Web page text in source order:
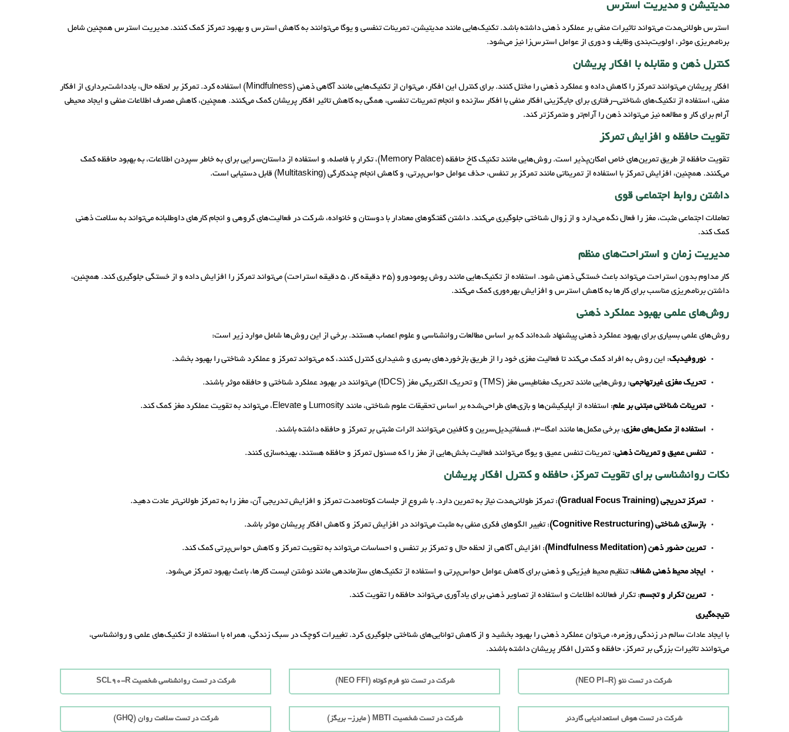
مدیتیشن و مدیریت استرس
استرس طولانی‌مدت می‌تواند تاثیرات منفی بر عملکرد ذهنی داشته باشد. تکنیک‌هایی مانند مدیتیشن، تمرینات تنفسی و یوگا می‌توانند به کاهش استرس و بهبود تمرکز کمک کنند. مدیریت استرس همچنین شامل
برنامه‌ریزی موثر، اولویت‌بندی وظایف و دوری از عوامل استرس‌زا نیز می‌شود.
کنترل ذهن و مقابله با افکار پریشان
افکار پریشان می‌توانند تمرکز را کاهش داده و عملکرد ذهنی را مختل کنند. برای کنترل این افکار، می‌توان از تکنیک‌هایی مانند آگاهی ذهنی (Mindfulness) استفاده کرد. تمرکز بر لحظه حال، یادداشت‌برداری از افکار
منفی، استفاده از تکنیک‌های شناختی-رفتاری برای جایگزینی افکار منفی با افکار سازنده و انجام تمرینات تنفسی، همگی به کاهش تاثیر افکار پریشان کمک می‌کنند. همچنین، کاهش مصرف اطلاعات منفی و ایجاد محیطی
آرام برای کار و مطالعه نیز می‌تواند ذهن را آرام‌تر و متمرکزتر کند.
تقویت حافظه و افزایش تمرکز
تقویت حافظه از طریق تمرین‌های خاص امکان‌پذیر است. روش‌هایی مانند تکنیک کاخ حافظه (Memory Palace)، تکرار با فاصله، و استفاده از داستان‌سرایی برای به خاطر سپردن اطلاعات، به بهبود حافظه کمک
می‌کنند. همچنین، افزایش تمرکز با استفاده از تمریناتی مانند تمرکز بر تنفس، حذف عوامل حواس‌پرتی، و کاهش انجام چندکارگی (Multitasking) قابل دستیابی است.
داشتن روابط اجتماعی قوی
تعاملات اجتماعی مثبت، مغز را فعال نگه می‌دارد و از زوال شناختی جلوگیری می‌کند. داشتن گفتگوهای معنادار با دوستان و خانواده، شرکت در فعالیت‌های گروهی و انجام کارهای داوطلبانه می‌تواند به سلامت ذهنی
کمک کند.
مدیریت زمان و استراحت‌های منظم
کار مداوم بدون استراحت می‌تواند باعث خستگی ذهنی شود. استفاده از تکنیک‌هایی مانند روش پومودورو (25 دقیقه کار، 5 دقیقه استراحت) می‌تواند تمرکز را افزایش داده و از خستگی جلوگیری کند. همچنین،
داشتن برنامه‌ریزی مناسب برای کارها به کاهش استرس و افزایش بهره‌وری کمک می‌کند.
روش‌های علمی بهبود عملکرد ذهنی
روش‌های علمی بسیاری برای بهبود عملکرد ذهنی پیشنهاد شده‌اند که بر اساس مطالعات روانشناسی و علوم اعصاب هستند. برخی از این روش‌ها شامل موارد زیر است:
نوروفیدبک: این روش به افراد کمک می‌کند تا فعالیت مغزی خود را از طریق بازخوردهای بصری و شنیداری کنترل کنند، که می‌تواند تمرکز و عملکرد شناختی را بهبود بخشد.
تحریک مغزی غیرتهاجمی: روش‌هایی مانند تحریک مغناطیسی مغز (TMS) و تحریک الکتریکی مغز (tDCS) می‌توانند در بهبود عملکرد شناختی و حافظه موثر باشند.
تمرینات شناختی مبتنی بر علم: استفاده از اپلیکیشن‌ها و بازی‌های طراحی‌شده بر اساس تحقیقات علوم شناختی، مانند Lumosity و Elevate، می‌تواند به تقویت عملکرد مغز کمک کند.
استفاده از مکمل‌های مغزی: برخی مکمل‌ها مانند امگا-3، فسفاتیدیل‌سرین و کافئین می‌توانند اثرات مثبتی بر تمرکز و حافظه داشته باشند.
تنفس عمیق و تمرینات ذهنی: تمرینات تنفس عمیق و یوگا می‌توانند فعالیت بخش‌هایی از مغز را که مسئول تمرکز و حافظه هستند، بهینه‌سازی کنند.
نکات روانشناسی برای تقویت تمرکز، حافظه و کنترل افکار پریشان
تمرکز تدریجی (Gradual Focus Training) : تمرکز طولانی‌مدت نیاز به تمرین دارد. با شروع از جلسات کوتاه‌مدت تمرکز و افزایش تدریجی آن، مغز را به تمرکز طولانی‌تر عادت دهید.
بازسازی شناختی (Cognitive Restructuring) : تغییر الگوهای فکری منفی به مثبت می‌تواند در افزایش تمرکز و کاهش افکار پریشان موثر باشد.
تمرین حضور ذهن (Mindfulness Meditation) : افزایش آگاهی از لحظه حال و تمرکز بر تنفس و احساسات می‌تواند به تقویت تمرکز و کاهش حواس‌پرتی کمک کند.
ایجاد محیط ذهنی شفاف: تنظیم محیط فیزیکی و ذهنی برای کاهش عوامل حواس‌پرتی و استفاده از تکنیک‌های سازماندهی مانند نوشتن لیست کارها، باعث بهبود تمرکز می‌شود.
تمرین تکرار و تجسم: تکرار فعالانه اطلاعات و استفاده از تصاویر ذهنی برای یادآوری می‌تواند حافظه را تقویت کند.
نتیجه‌گیری
با ایجاد عادات سالم در زندگی روزمره، می‌توان عملکرد ذهنی را بهبود بخشید و از کاهش توانایی‌های شناختی جلوگیری کرد. تغییرات کوچک در سبک زندگی، همراه با استفاده از تکنیک‌های علمی و روانشناسی،
می‌توانند تاثیرات بزرگی بر تمرکز، حافظه و کنترل افکار پریشان داشته باشند.
شرکت در تست نئو (NEO PI-R) شرکت در تست نئو فرم کوتاه (NEO FFI) شرکت در تست روانشناسی شخصیت SCL90-R
شرکت در تست هوش استعدادیابی گاردنر شرکت در تست شخصیت MBTI ( مایرز- بریگز) شرکت در تست سلامت روان (GHQ)